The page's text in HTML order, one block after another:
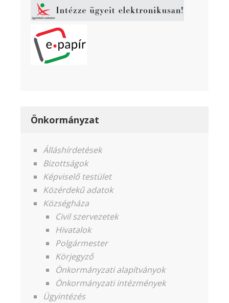
Önkormányzat
Álláshírdetések
Bizottságok
Képviselő testület
Közérdekű adatok
Községháza
Civil szervezetek
Hivatalok
Polgármester
Körjegyző
Önkormányzati alapítványok
Önkormányzati intézmények
Ügyintézés